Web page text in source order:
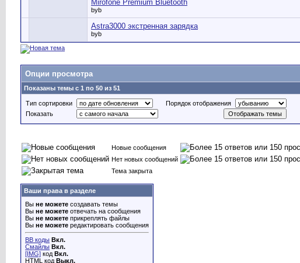
Mirofone Premium Bluetooth
byb
Astra3000 экстренная зарядка
byb
Опции просмотра
Показаны темы с 1 по 50 из 51
Тип сортировки
Порядок отображения
Показать
Новые сообщения
Нет новых сообщений
Тема закрыта
Ваши права в разделе
Вы не можете создавать темы
Вы не можете отвечать на сообщения
Вы не можете прикреплять файлы
Вы не можете редактировать сообщения
BB коды Вкл.
Смайлы Вкл.
[IMG] код Вкл.
HTML код Выкл.